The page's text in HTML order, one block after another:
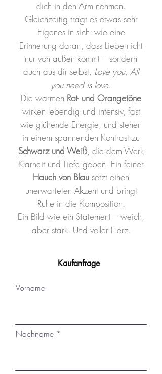
dich in den Arm nehmen.
Gleichzeitig trägt es etwas sehr
Eigenes in sich: wie eine
Erinnerung daran, dass Liebe nicht
nur von außen kommt – sondern
auch aus dir selbst. Love you. All
you need is love.
Die warmen Rot- und Orangetöne
wirken lebendig und intensiv, fast
wie glühende Energie, und stehen
in einem spannenden Kontrast zu
Schwarz und Weiß, die dem Werk
Klarheit und Tiefe geben. Ein feiner
Hauch von Blau setzt einen
unerwarteten Akzent und bringt
Ruhe in die Komposition.
Ein Bild wie ein Statement – weich,
aber stark. Und voller Herz.
Kaufanfrage
Vorname
Nachname